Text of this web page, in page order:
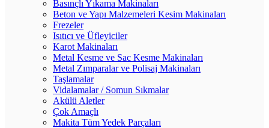
Basınçlı Yıkama Makinaları
Beton ve Yapı Malzemeleri Kesim Makinaları
Frezeler
Isıtıcı ve Üfleyiciler
Karot Makinaları
Metal Kesme ve Sac Kesme Makinaları
Metal Zımparalar ve Polisaj Makinaları
Taşlamalar
Vidalamalar / Somun Sıkmalar
Akülü Aletler
Çok Amaçlı
Makita Tüm Yedek Parçaları